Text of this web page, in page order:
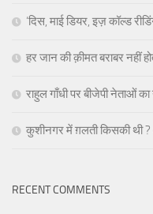
‘दिस, माई डियर, इज़ कॉल्ड
हर जान की क़ीमत बराबर नहीं
राहुल गाँधी पर बीजेपी नेताओं
कुशीनगर में ग़लती किसकी थी ?
RECENT COMMENTS